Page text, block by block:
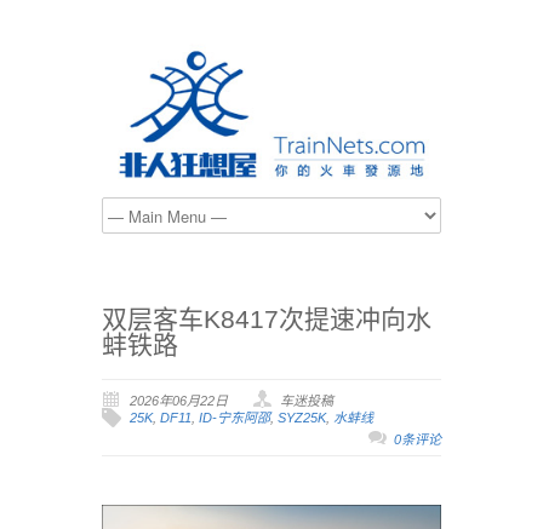
双层客车K8417次提速冲向水
蚌铁路
2026年06月22日
车迷投稿
25K, DF11, ID-宁东阿邵, SYZ25K, 水蚌线
0条评论